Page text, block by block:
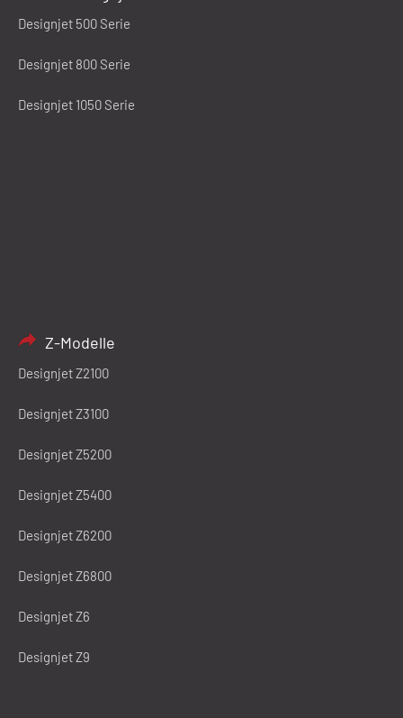
Designjet 500 Serie
Designjet 800 Serie
Designjet 1050 Serie
Z-Modelle
Designjet Z2100
Designjet Z3100
Designjet Z5200
Designjet Z5400
Designjet Z6200
Designjet Z6800
Designjet Z6
Designjet Z9